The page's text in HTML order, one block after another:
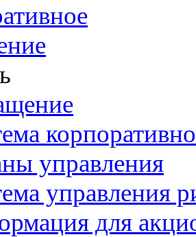
управления
управления
для